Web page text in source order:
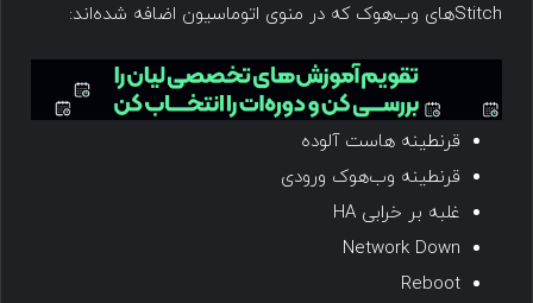
Stitch‌های وب‌هوک که در منوی اتوماسیون اضافه شده‌اند:
قرنطینه هاست آلوده
قرنطینه وب‌هوک ورودی
غلبه بر خرابی HA
Network Down
Reboot